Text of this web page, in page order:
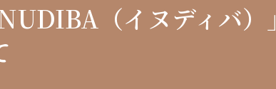
（イヌディバ）」